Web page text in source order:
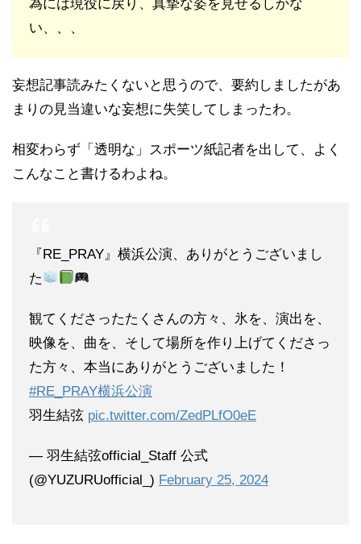
為には現役に戻り、真摯な姿を見せるしかな
い、、、
妄想記事読みたくないと思うので、要約しましたがあ
まりの見当違いな妄想に失笑してしまったわ。
相変わらず「透明な」スポーツ紙記者を出して、よく
こんなこと書けるわよね。
『RE_PRAY』横浜公演、ありがとうございまし
た
観てくださったたくさんの方々、氷を、演出を、
映像を、曲を、そして場所を作り上げてくださっ
た方々、本当にありがとうございました！
#RE_PRAY横浜公演
羽生結弦 pic.twitter.com/ZedPLfO0eE
— 羽生結弦official_Staff 公式
(@YUZURUofficial_) February 25, 2024